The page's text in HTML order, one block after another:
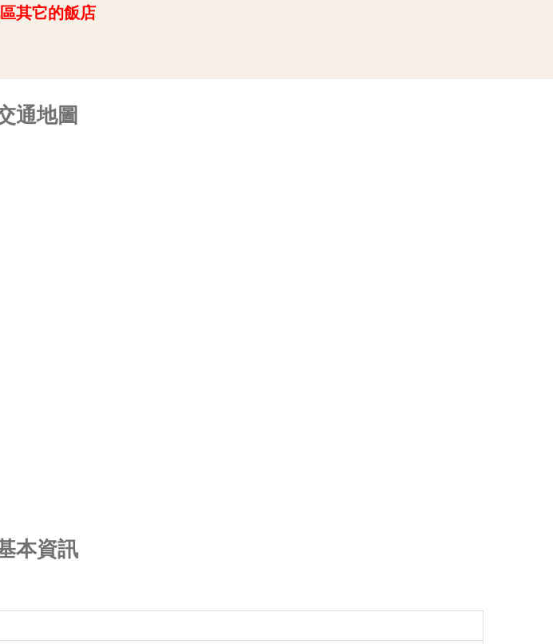
其它的飯店
通地圖
本資訊